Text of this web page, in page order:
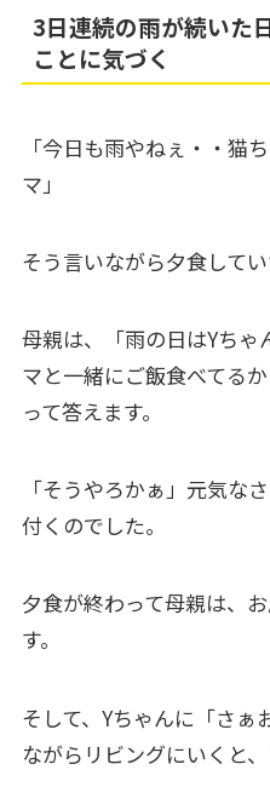
3日連続の雨が続いた
ことに気づく
「今日も雨やねぇ・・猫
マ」
そう言いながら夕食してい
母親は、「雨の日はYち
マと一緒にご飯食べてる
って答えます。
「そうやろかぁ」元気な
付くのでした。
夕食が終わって母親は、
す。
そして、Yちゃんに「さ
ながらリビングにいくと、